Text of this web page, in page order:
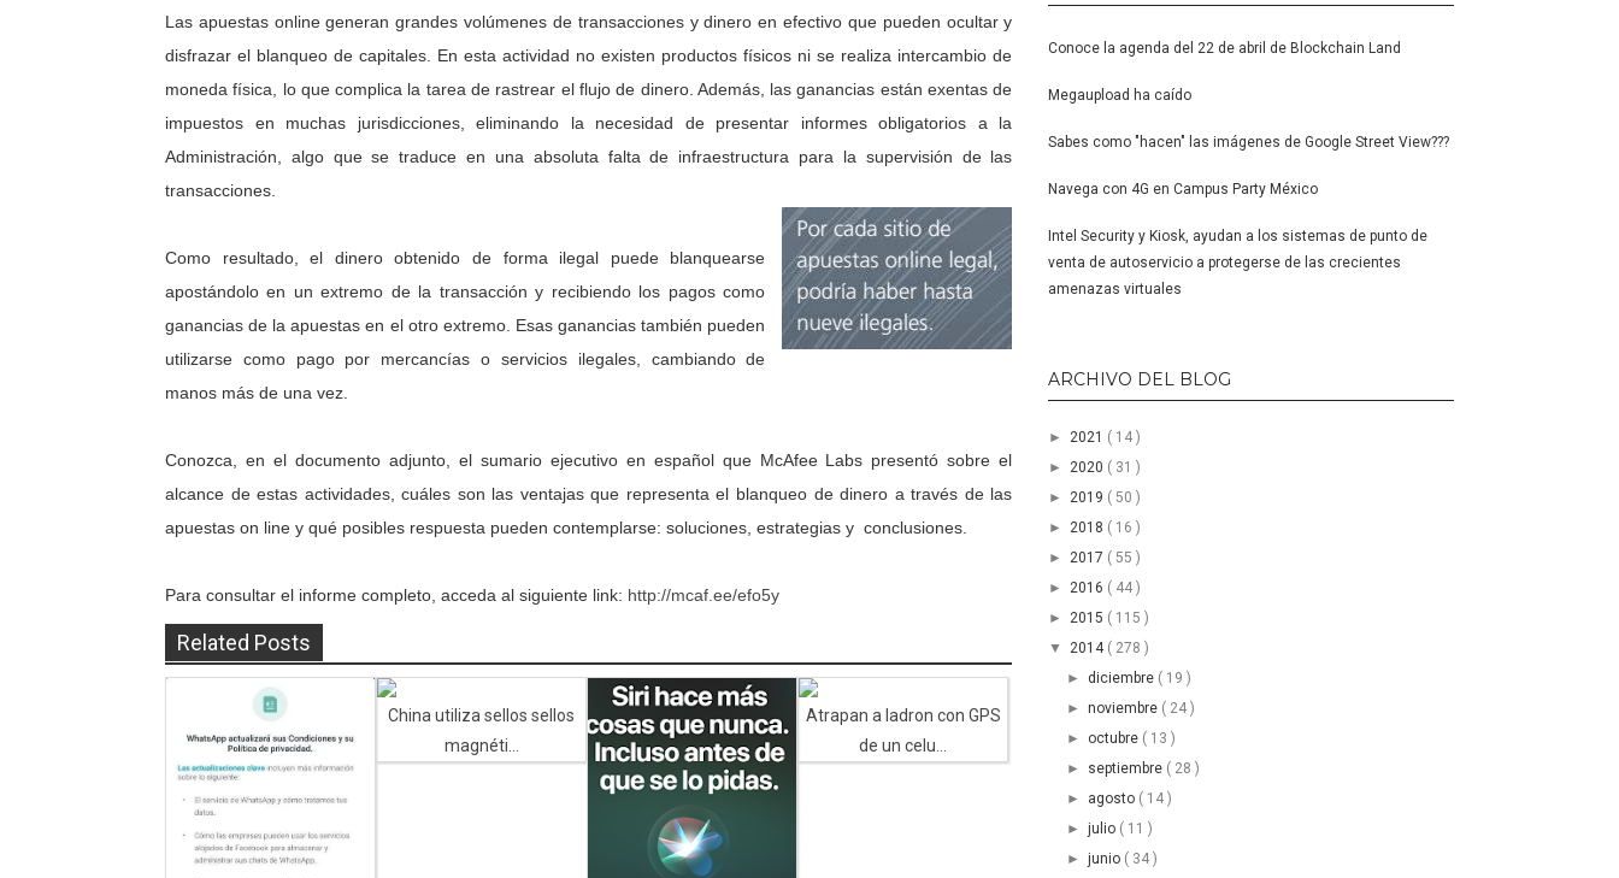
Las apuestas online generan grandes volúmenes de transacciones y dinero en efectivo que pueden ocultar y
disfrazar el blanqueo de capitales. En esta actividad no existen productos físicos ni se realiza intercambio de
moneda física, lo que complica la tarea de rastrear el flujo de dinero. Además, las ganancias están exentas de
impuestos en muchas jurisdicciones, eliminando la necesidad de presentar informes obligatorios a la
Administración, algo que se traduce en una absoluta falta de infraestructura para la supervisión de las
transacciones.
Como resultado, el dinero obtenido de forma ilegal puede blanquearse
apostándolo en un extremo de la transacción y recibiendo los pagos como
ganancias de la apuestas en el otro extremo. Esas ganancias también pueden
utilizarse como pago por mercancías o servicios ilegales, cambiando de
manos más de una vez.
Conozca, en el documento adjunto, el sumario ejecutivo en español que McAfee Labs presentó sobre el
alcance de estas actividades, cuáles son las ventajas que representa el blanqueo de dinero a través de las
apuestas on line y qué posibles respuesta pueden contemplarse: soluciones, estrategias y conclusiones.
Para consultar el informe completo, acceda al siguiente link: http://mcaf.ee/efo5y
Related Posts
China utiliza sellos sellos
magnéti...
Atrapan a ladron con GPS
de un celu...
Conoce la agenda del 22 de abril de Blockchain Land
Megaupload ha caído
Sabes como "hacen" las imágenes de Google Street View???
Navega con 4G en Campus Party México
Intel Security y Kiosk, ayudan a los sistemas de punto de
venta de autoservicio a protegerse de las crecientes
amenazas virtuales
ARCHIVO DEL BLOG
►2021 ( 14 )
►2020 ( 31 )
►2019 ( 50 )
►2018 ( 16 )
►2017 ( 55 )
►2016 ( 44 )
►2015 ( 115 )
▼2014 ( 278 )
► diciembre ( 19 )
► noviembre ( 24 )
► octubre ( 13 )
► septiembre ( 28 )
► agosto ( 14 )
► julio ( 11 )
► junio ( 34 )